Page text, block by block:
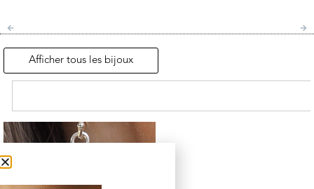
Afficher tous les bijoux